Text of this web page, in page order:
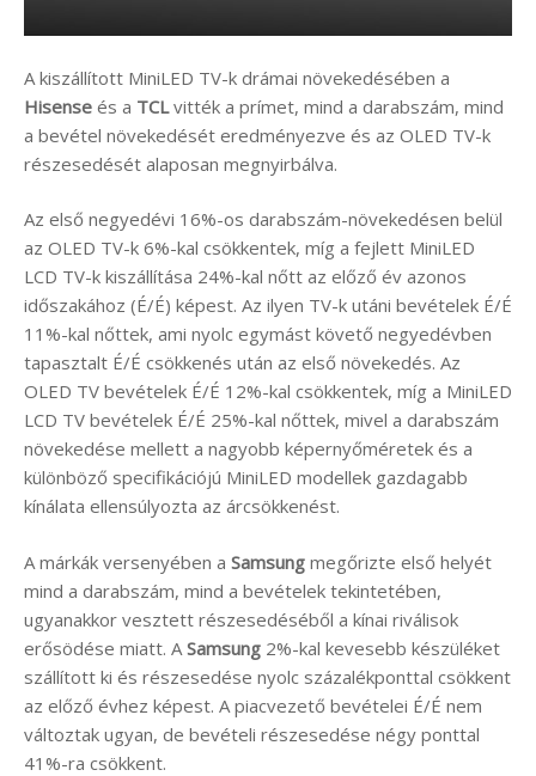
A kiszállított MiniLED TV-k drámai növekedésében a
Hisense és a TCLvitték a prímet, mind a darabszám, mind
a bevétel növekedését eredményezve és az OLED TV-k
részesedését alaposan megnyirbálva.
Az első negyedévi 16%-os darabszám-növekedésen belül
az OLED TV-k 6%-kal csökkentek, míg a fejlett MiniLED
LCD TV-k kiszállítása 24%-kal nőtt az előző év azonos
időszakához (É/É) képest. Az ilyen TV-k utáni bevételek É/É
11%-kal nőttek, ami nyolc egymást követő negyedévben
tapasztalt É/É csökkenés után az első növekedés. Az
OLED TV bevételek É/É 12%-kal csökkentek, míg a MiniLED
LCD TV bevételek É/É 25%-kal nőttek, mivel a darabszám
növekedése mellett a nagyobb képernyőméretek és a
különböző specifikációjú MiniLED modellek gazdagabb
kínálata ellensúlyozta az árcsökkenést.
A márkák versenyében a Samsung megőrizte első helyét
mind a darabszám, mind a bevételek tekintetében,
ugyanakkor vesztett részesedéséből a kínai riválisok
erősödése miatt. A Samsung 2%-kal kevesebb készüléket
szállított ki és részesedése nyolc százalékponttal csökkent
az előző évhez képest. A piacvezető bevételei É/É nem
változtak ugyan, de bevételi részesedése négy ponttal
41%-ra csökkent.